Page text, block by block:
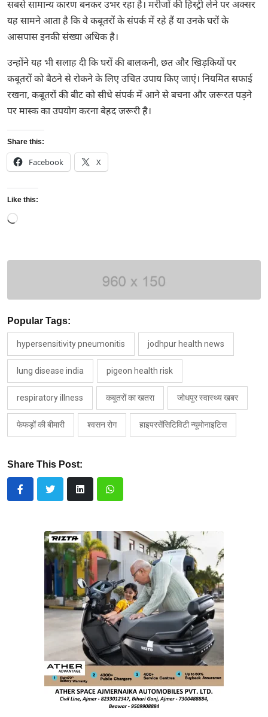
सबसे सामान्य कारण बनकर उभर रहा है। मरीजों की हिस्ट्री लेने पर अक्सर
यह सामने आता है कि वे कबूतरों के संपर्क में रहे हैं या उनके घरों के
आसपास इनकी संख्या अधिक है।
उन्होंने यह भी सलाह दी कि घरों की बालकनी, छत और खिड़कियों पर
कबूतरों को बैठने से रोकने के लिए उचित उपाय किए जाएं। नियमित सफाई
रखना, कबूतरों की बीट को सीधे संपर्क में आने से बचना और जरूरत पड़ने
पर मास्क का उपयोग करना बेहद जरूरी है।
Share this:
Facebook X
Like this:
Loading…
Popular Tags:
hypersensitivity pneumonitis jodhpur health news
lung disease india pigeon health risk
respiratory illness कबूतरों का खतरा जोधपुर स्वास्थ्य खबर
फेफड़ों की बीमारी श्वसन रोग हाइपरसेंसिटिविटी न्यूमोनाइटिस
Share This Post: